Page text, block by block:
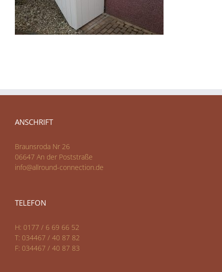
ANSCHRIFT
Braunsroda Nr 26
06647 An der Poststraße
info@allround-connection.de
TELEFON
H: 0177 / 6 69 66 52
T: 034467 / 40 87 82
F: 034467 / 40 87 83